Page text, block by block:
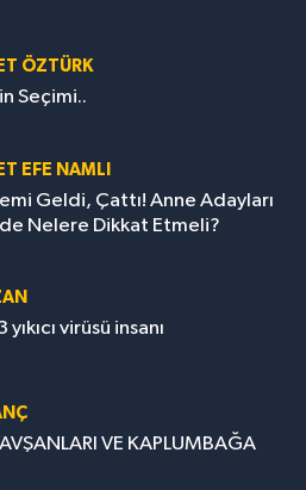
ÖZTÜRK
Seçimi..
EFE NAMLI
Geldi, Çattı! Anne Adayları
Nelere Dikkat Etmeli?
yıkıcı virüsü insanı
VE KAPLUMBAĞA